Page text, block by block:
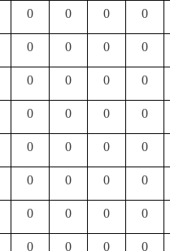
0 0 0 0
0 0 0 0
0 0 0 0
0 0 0 0
0 0 0 0
0 0 0 0
0 0 0 0
0 0 0 0